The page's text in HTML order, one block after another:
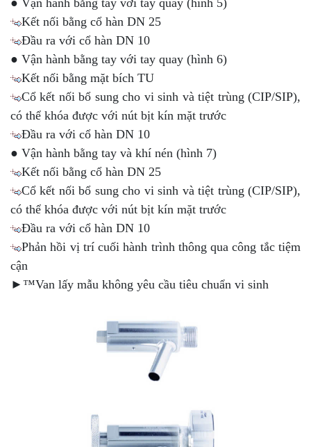
Kết nối bằng cổ hàn DN 25
Đầu ra với cổ hàn DN 10
● Vận hành bằng tay với tay quay (hình 6)
Kết nối bằng mặt bích TU
Cổ kết nối bổ sung cho vi sinh và tiệt trùng (CIP/SIP),
có thể khóa được với nút bịt kín mặt trước
Đầu ra với cổ hàn DN 10
● Vận hành bằng tay và khí nén (hình 7)
Kết nối bằng cổ hàn DN 25
Cổ kết nối bổ sung cho vi sinh và tiệt trùng (CIP/SIP),
có thể khóa được với nút bịt kín mặt trước
Đầu ra với cổ hàn DN 10
Phản hồi vị trí cuối hành trình thông qua công tắc tiệm
cận
►™Van lấy mẫu không yêu cầu tiêu chuẩn vi sinh